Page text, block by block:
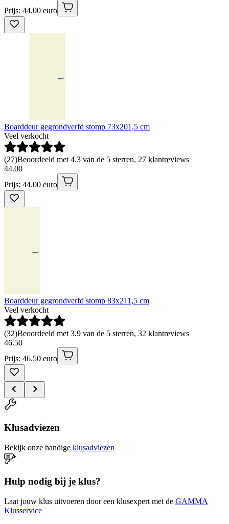
Prijs: 44.00 euro
Boarddeur gegrondverfd stomp 73x201,5 cm
Veel verkocht
(27)Beoordeeld met 4.3 van de 5 sterren, 27 klantreviews
44.00
Prijs: 44.00 euro
Boarddeur gegrondverfd stomp 83x211,5 cm
Veel verkocht
(32)Beoordeeld met 3.9 van de 5 sterren, 32 klantreviews
46.50
Prijs: 46.50 euro
Klusadviezen
Bekijk onze handige klusadviezen
Hulp nodig bij je klus?
Laat jouw klus uitvoeren door een klusexpert met de GAMMA
Klusservice